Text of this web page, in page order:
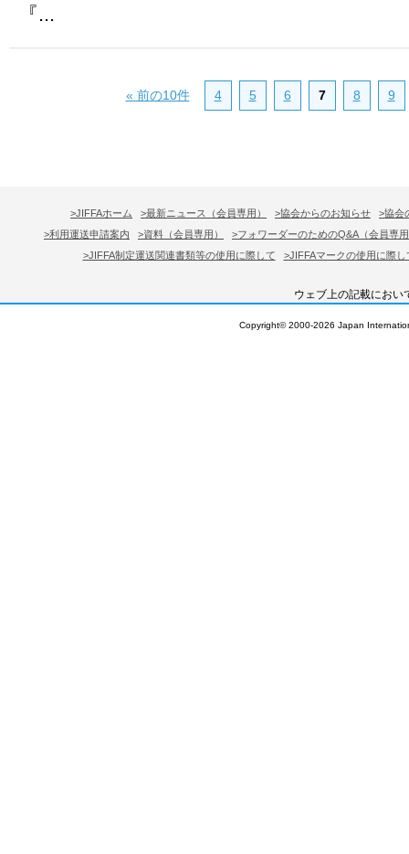
『...
« 前の10件 4 5 6 7 8 9
>JIFFAホーム >最新ニュース（会員専用） >協会からのお知らせ
>協会
>利用運送申請案内
>資料（会員専用）
>フォワーダーのためのQ&A（会員専
>JIFFA制定運送関連書類等の使用に際して
>JIFFAマークの使用に際し
ウェブ上の記載におい
Copyright© 2000-2026 Japan